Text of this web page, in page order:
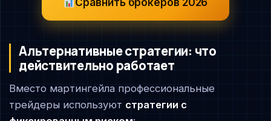
Альтернативные стратегии: что
действительно работает
Вместо мартингейла профессиональные
трейдеры используют стратегии с